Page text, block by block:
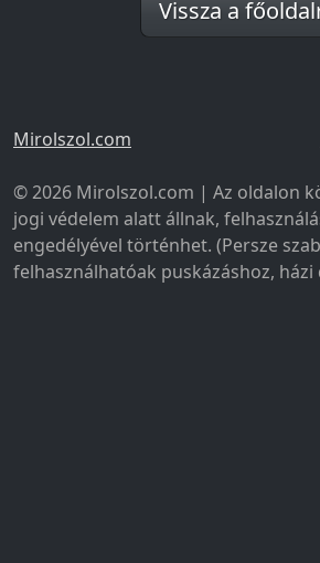
Vissza a
Mirolszol.com
© 2026 Mirolszol.com | Az oldalon
jogi védelem alatt állnak,
engedélyével történhet. (Persze
felhasználhatóak puskázáshoz,